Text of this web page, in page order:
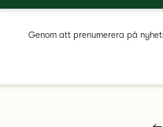
Genom att prenumerera på